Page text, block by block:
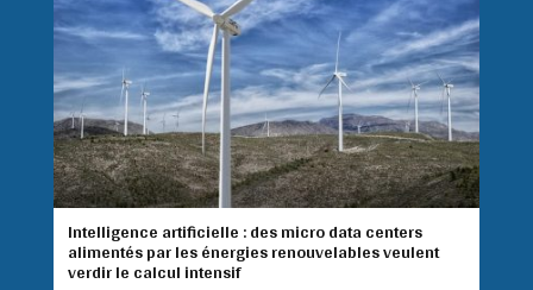
Intelligence artificielle : des micro data centers
alimentés par les énergies renouvelables veulent
verdir le calcul intensif